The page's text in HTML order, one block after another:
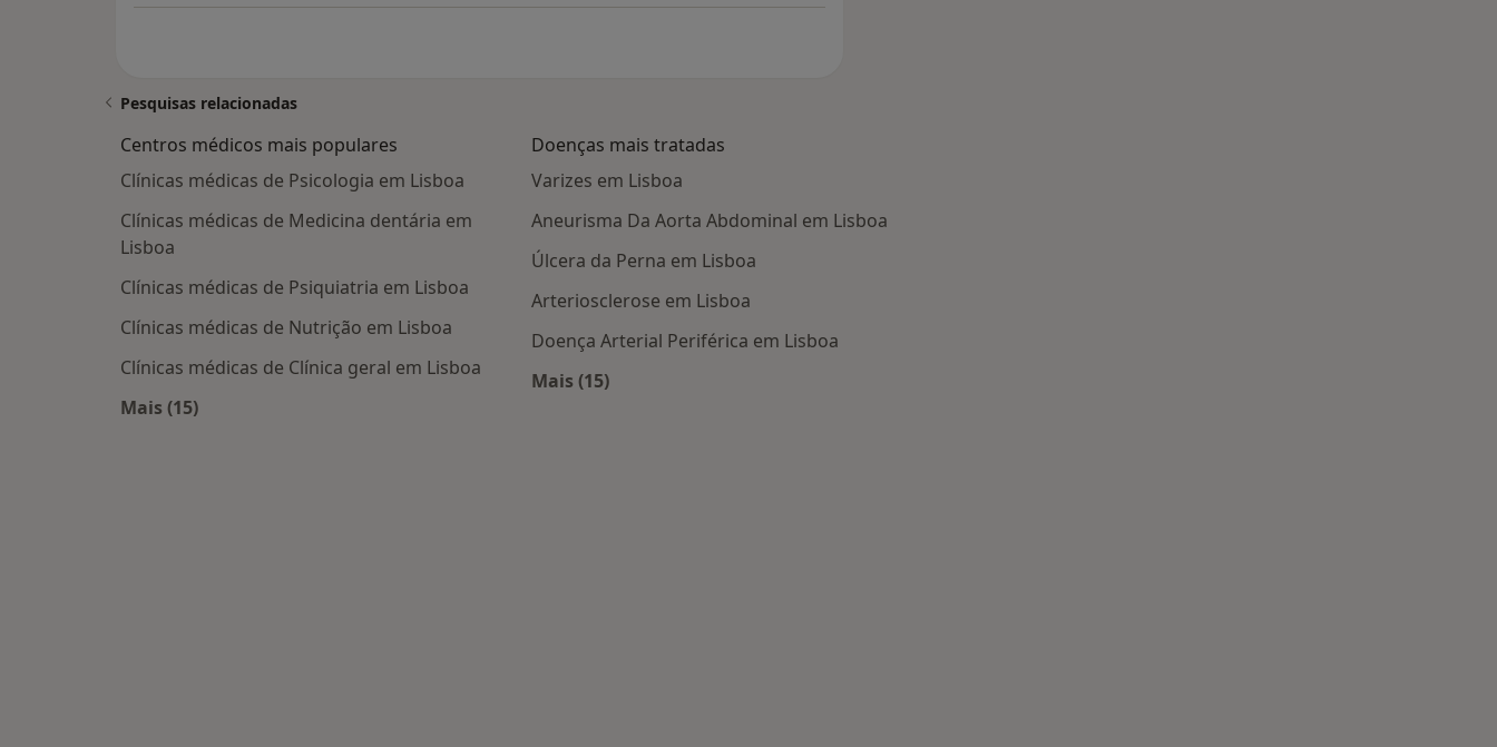
Pesquisas relacionadas
Centros médicos mais populares
Clínicas médicas de Psicologia em Lisboa
Clínicas médicas de Medicina dentária em
Lisboa
Clínicas médicas de Psiquiatria em Lisboa
Clínicas médicas de Nutrição em Lisboa
Clínicas médicas de Clínica geral em Lisboa
Mais (15)
Doenças mais tratadas
Varizes em Lisboa
Aneurisma Da Aorta Abdominal em Lisboa
Úlcera da Perna em Lisboa
Arteriosclerose em Lisboa
Doença Arterial Periférica em Lisboa
Mais (15)